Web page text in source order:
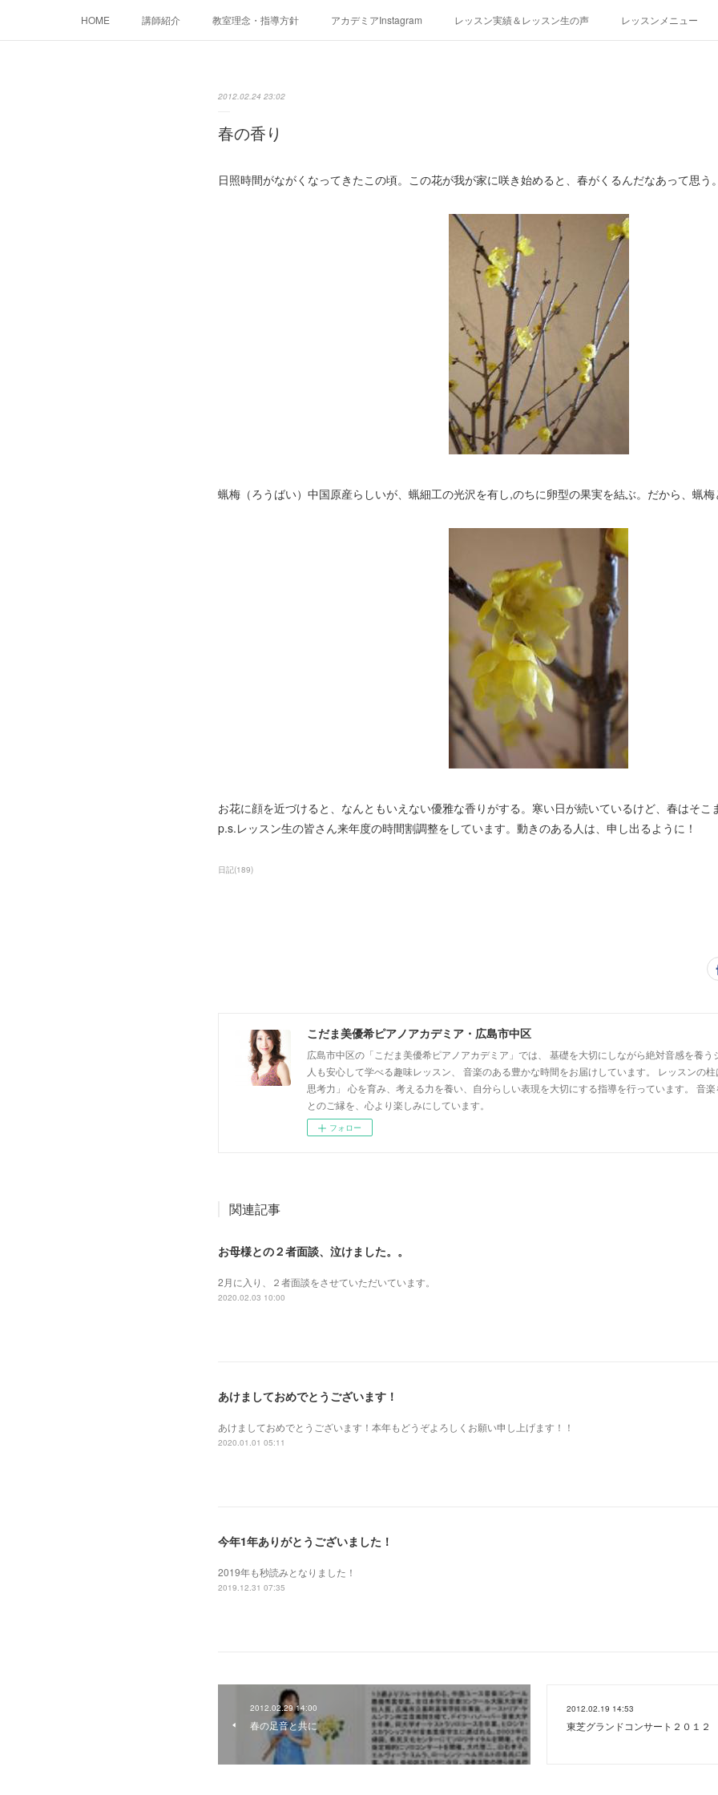
HOME 講師紹介 教室理念・指導方針 アカデミアInstagram レッスン実績＆レッスン生の声 レッスンメニュー
2012.02.24 23:02
春の香り
日照時間がながくなってきたこの頃。この花が我が家に咲き始めると、春がくるんだなあって思う。
蝋梅（ろうばい）中国原産らしいが、蝋細工の光沢を有し,のちに卵型の果実を結ぶ。だから、蝋梅
お花に顔を近づけると、なんともいえない優雅な香りがする。寒い日が続いているけど、春はそこ
p.s.レッスン生の皆さん来年度の時間割調整をしています。動きのある人は、申し出るように！
日記(189)
こだま美優希ピアノアカデミア・広島市中区
広島市中区の「こだま美優希ピアノアカデミア」では、 基礎を大切にしながら絶対音感を養
人も安心して学べる趣味レッスン、 音楽のある豊かな時間をお届けしています。 レッスンの柱
思考力」 心を育み、考える力を養い、自分らしい表現を大切にする指導を行っています。 音
とのご縁を、心より楽しみにしています。
フォロー
関連記事
お母様との２者面談、泣けました。。
2月に入り、２者面談をさせていただいています。
2020.02.03 10:00
あけましておめでとうございます！
あけましておめでとうございます！本年もどうぞよろしくお願い申し上げます！！
2020.01.01 05:11
今年1年ありがとうございました！
2019年も秒読みとなりました！
2019.12.31 07:35
2012.02.29 14:00
春の足音と共に
2012.02.19 14:53
東芝グランドコンサート２０１２